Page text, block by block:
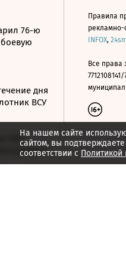
76-ю
дня
ВСУ
500-
в
На нашем сайте
сайтом, вы
соответствии с
Правила
рекламно-
INFOX,
Все